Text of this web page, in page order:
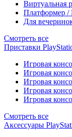
Виртуальная
Платформер /
Для
Смотреть все
Приставки
Игровая
Игровая
Игровая
Игровая
Игровая
Смотреть все
Аксессуары